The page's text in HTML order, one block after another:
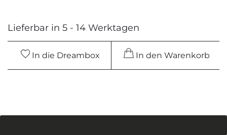
Lieferbar in 5 - 14 Werktagen
In die Dreambox In den Warenkorb